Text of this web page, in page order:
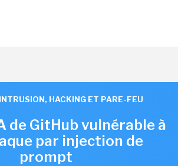
INTRUSION, HACKING ET PARE-FEU
de GitHub vulnérable à
par injection de
prompt